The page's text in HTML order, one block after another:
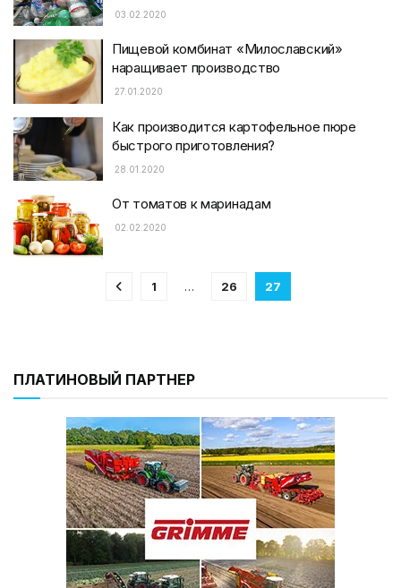
03.02.2020
Пищевой комбинат «Милославский»
наращивает производство
27.01.2020
Как производится картофельное пюре
быстрого приготовления?
28.01.2020
От томатов к маринадам
02.02.2020
1 … 26 27
ПЛАТИНОВЫЙ ПАРТНЕР